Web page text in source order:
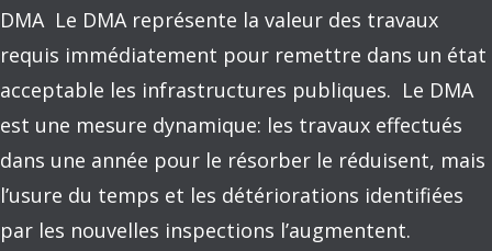
DMA Le DMA représente la valeur des travaux
requis immédiatement pour remettre dans un état
acceptable les infrastructures publiques. Le DMA
est une mesure dynamique: les travaux effectués
dans une année pour le résorber le réduisent, mais
l’usure du temps et les détériorations identifiées
par les nouvelles inspections l’augmentent.